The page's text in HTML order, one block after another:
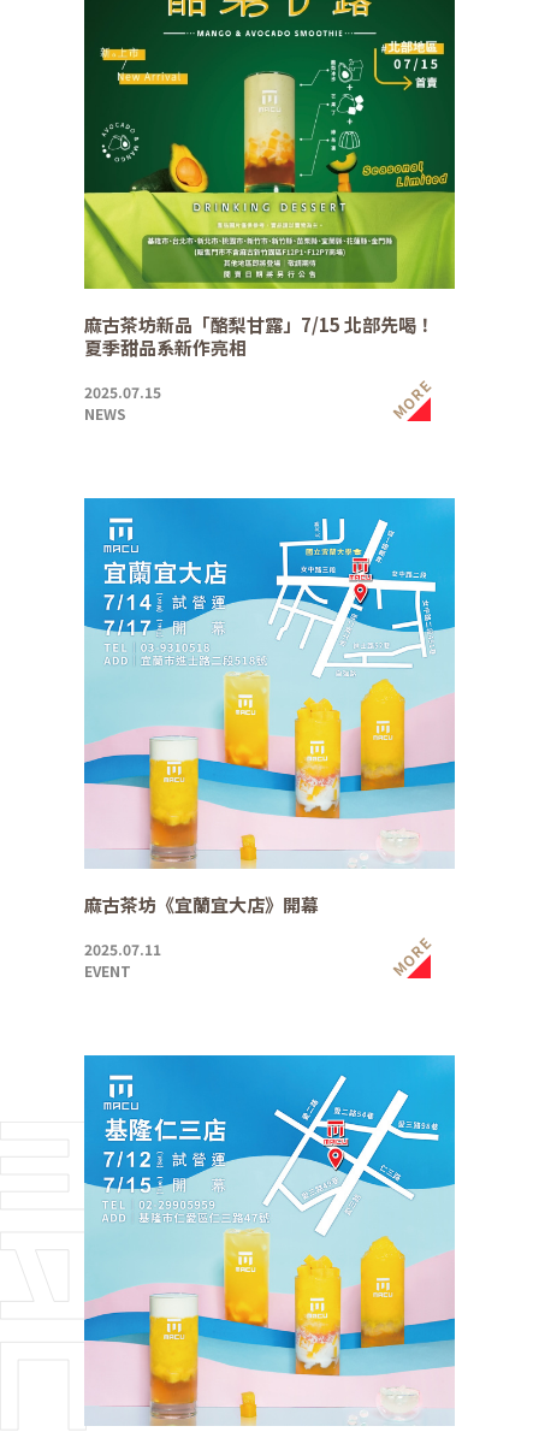
麻古茶坊新品「酪梨甘露」7/15 北部先喝！
夏季甜品系新作亮相
2025.07.15
NEWS
MORE
麻古茶坊《宜蘭宜大店》開幕
2025.07.11
EVENT
MORE